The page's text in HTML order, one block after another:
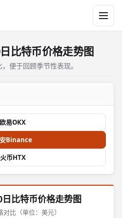
比特币价格走势图
便于回顾季节性表现。
欧易OKX
Binance
火币HTX
比特币价格走势图
比（单位：美元）